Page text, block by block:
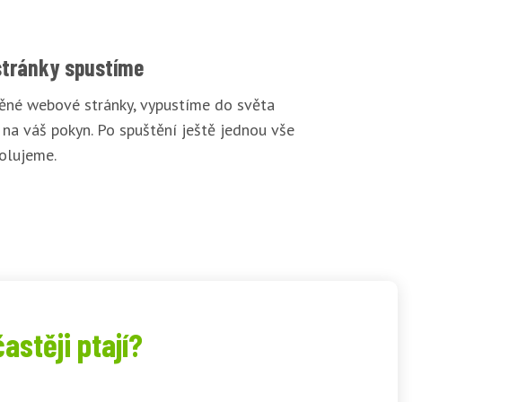
spustíme
webové stránky, vypustíme do světa
váš pokyn. Po spuštění ještě jednou vše
ptají?